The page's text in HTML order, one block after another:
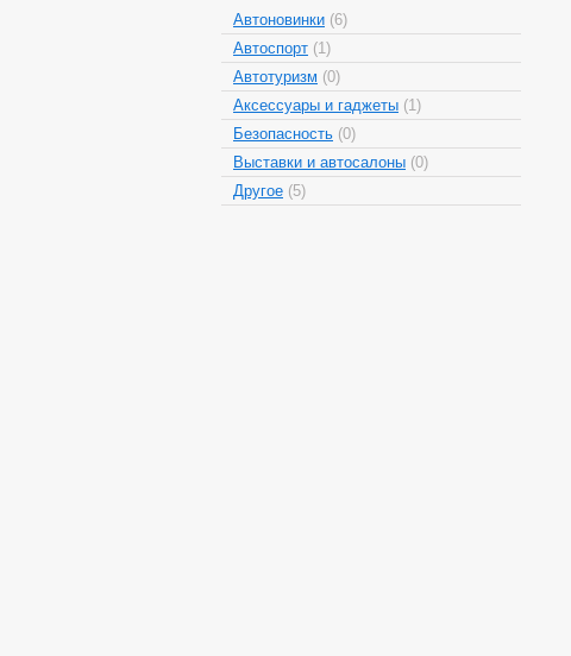
Автоновинки (6)
Автоспорт (1)
Автотуризм (0)
Аксессуары и гаджеты (1)
Безопасность (0)
Выставки и автосалоны (0)
Другое (5)